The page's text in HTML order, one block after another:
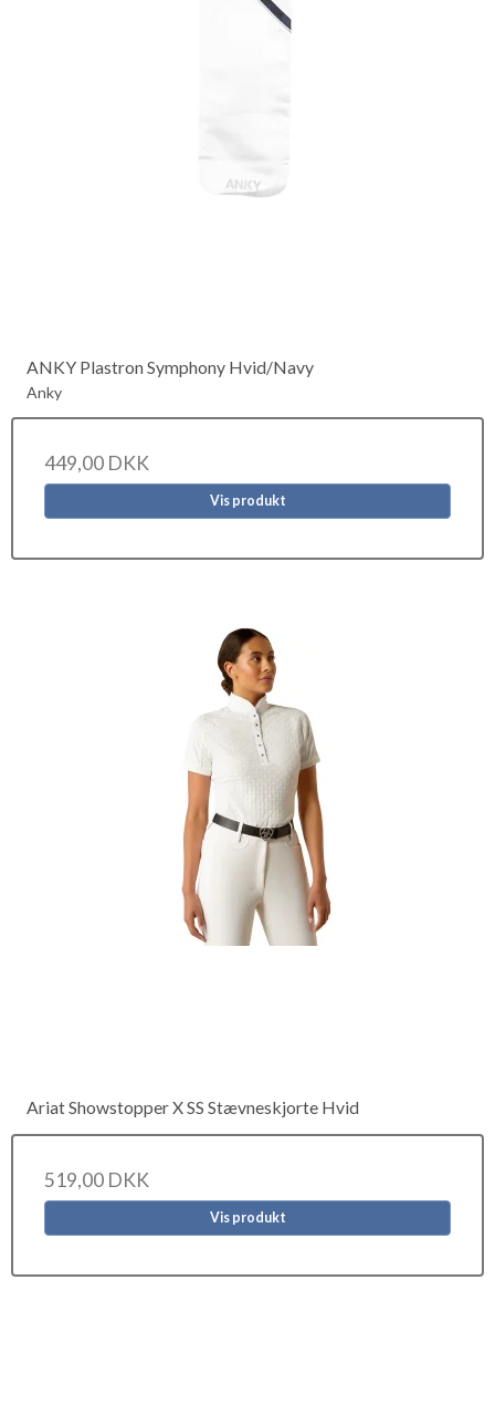
ANKY Plastron Symphony Hvid/Navy
Anky
449,00 DKK
Vis produkt
Ariat Showstopper X SS Stævneskjorte Hvid
519,00 DKK
Vis produkt